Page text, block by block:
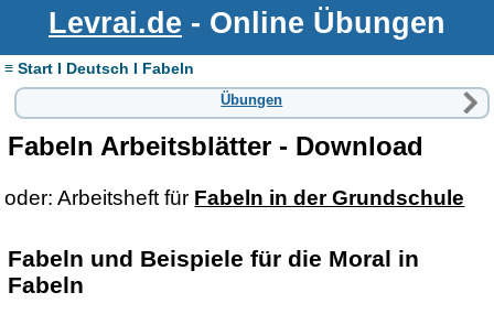
Levrai.de - Online Übungen
≡ Start I Deutsch I Fabeln
Übungen
Fabeln Arbeitsblätter - Download
oder: Arbeitsheft für Fabeln in der Grundschule
Fabeln und Beispiele für die Moral in
Fabeln